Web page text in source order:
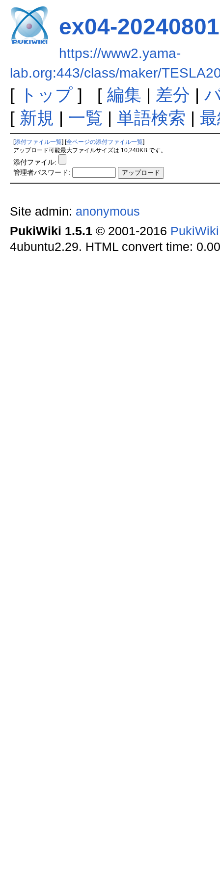
ex04-
https://www2.yama-
lab.org:443/class/maker/
[ トップ] [ 編集 | 差分 |
[ 新規 | 一覧 | 単語検索 |
添付ファイル一覧 全ページの添付ファイル一覧
アップロード可能最大ファイルサイズは 10,240KB です。
添付ファイル:
管理者パスワード:
Site admin: anonymous
PukiWiki 1.5.1© 2001-2016
4ubuntu2.29. HTML convert time: